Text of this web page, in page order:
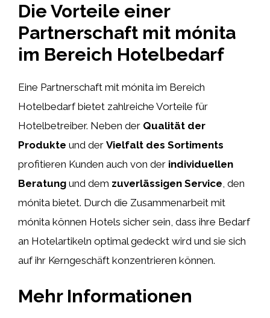
Die Vorteile einer
Partnerschaft mit mónita
im Bereich Hotelbedarf
Eine Partnerschaft mit mónita im Bereich
Hotelbedarf bietet zahlreiche Vorteile für
Hotelbetreiber. Neben der Qualität der
Produkte und der Vielfalt des Sortiments
profitieren Kunden auch von der individuellen
Beratung und dem zuverlässigen Service, den
mónita bietet. Durch die Zusammenarbeit mit
mónita können Hotels sicher sein, dass ihre Bedarf
an Hotelartikeln optimal gedeckt wird und sie sich
auf ihr Kerngeschäft konzentrieren können.
Mehr Informationen